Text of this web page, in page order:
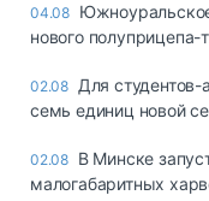
04.08
нового полуприцепа-
02.08 Для
семь единиц новой
02.08 В Минске
малогабаритных